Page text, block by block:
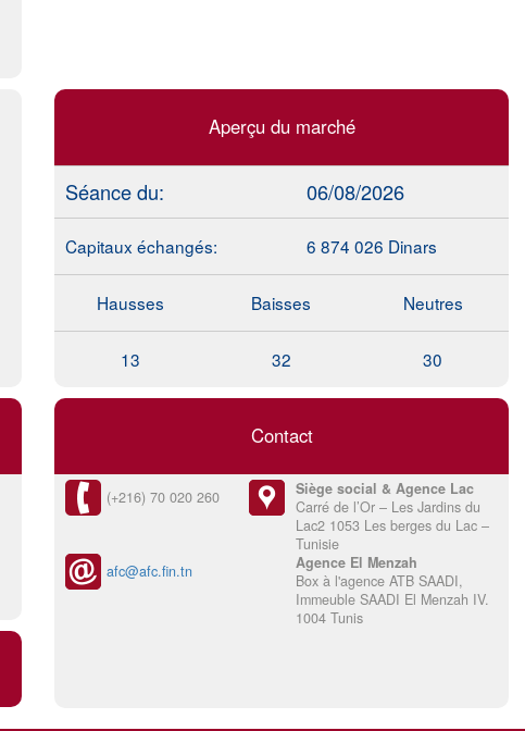
Aperçu du marché
Séance du: 06/08/2026
Capitaux échangés: 6 874 026 Dinars
Hausses Baisses Neutres
13 32 30
Contact
(+216) 70 020 260
Siège social & Agence Lac
Carré de l’Or – Les Jardins du
Lac2 1053 Les berges du Lac –
Tunisie
afc@afc.fin.tn
Agence El Menzah
Box à l'agence ATB SAADI,
Immeuble SAADI El Menzah IV.
1004 Tunis